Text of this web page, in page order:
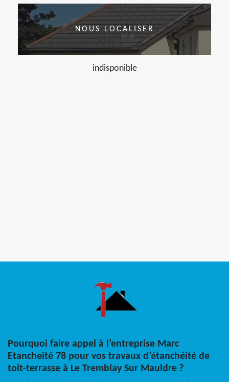
NOUS LOCALISER
indisponible
Pourquoi faire appel à l’entreprise Marc
Etancheité 78 pour vos travaux d’étanchéité de
toit-terrasse à Le Tremblay Sur Mauldre ?